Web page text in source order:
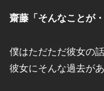
齋藤「そんなことが
僕はただただ彼女の
彼女にそんな過去が